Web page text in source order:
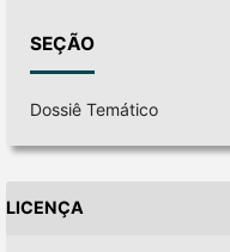
SEÇÃO
Dossiê Temático
LICENÇA